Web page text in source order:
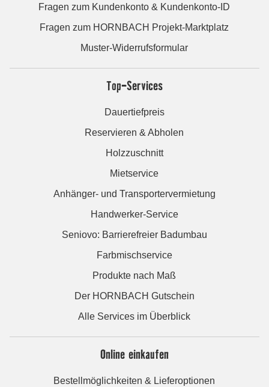
Fragen zum Kundenkonto & Kundenkonto-ID
Fragen zum HORNBACH Projekt-Marktplatz
Muster-Widerrufsformular
Top-Services
Dauertiefpreis
Reservieren & Abholen
Holzzuschnitt
Mietservice
Anhänger- und Transportervermietung
Handwerker-Service
Seniovo: Barrierefreier Badumbau
Farbmischservice
Produkte nach Maß
Der HORNBACH Gutschein
Alle Services im Überblick
Online einkaufen
Bestellmöglichkeiten & Lieferoptionen